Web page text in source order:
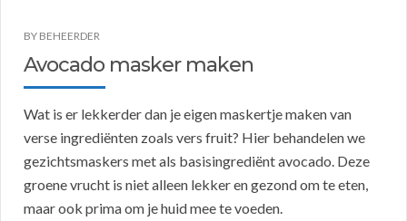
BY BEHEERDER
Avocado masker maken
Wat is er lekkerder dan je eigen maskertje maken van
verse ingrediënten zoals vers fruit? Hier behandelen we
gezichtsmaskers met als basisingrediënt avocado. Deze
groene vrucht is niet alleen lekker en gezond om te eten,
maar ook prima om je huid mee te voeden.